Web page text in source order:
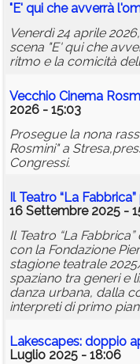
Annunci
"E' qui che avverrà
Venerdì 24 aprile
scena "E' qui che
ritmo e la comicità
Vecchio Cinema
2026 - 15:03
Prosegue la nona
Rosmini" a
Congressi.
Il Teatro “La
16 Settembre 2025 -
Il Teatro “La
con la Fondazione
stagione teatrale
spaziano tra generi e
danza urbana, dalla
interpreti di primo
Lakescapes: doppio
Luglio 2025 - 18:06